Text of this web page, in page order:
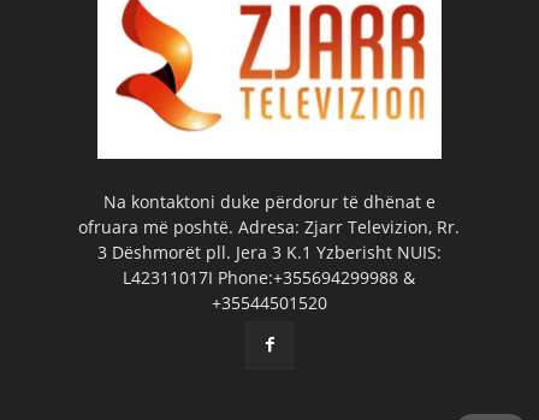
Na kontaktoni duke përdorur të dhënat e
ofruara më poshtë. Adresa: Zjarr Televizion, Rr.
3 Dëshmorët pll. Jera 3 K.1 Yzberisht NUIS:
L42311017I Phone:+355694299988 &
+35544501520